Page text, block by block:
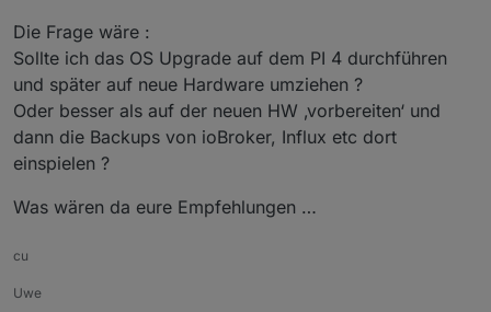
Die Frage wäre :
Sollte ich das OS Upgrade auf dem PI 4 durchführen
und später auf neue Hardware umziehen ?
Oder besser als auf der neuen HW ‚vorbereiten‘ und
dann die Backups von ioBroker, Influx etc dort
einspielen ?
Was wären da eure Empfehlungen …
cu
Uwe